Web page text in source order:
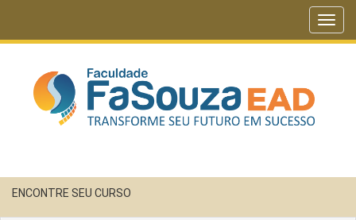
ENCONTRE SEU CURSO